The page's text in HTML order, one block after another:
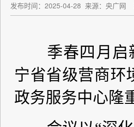
发布时间：2025-04-28 来源：央广网